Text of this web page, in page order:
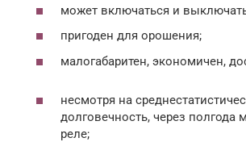
может включаться и
пригоден для орошения;
малогабаритен, экономичен,
несмотря на
долговечность, через полгода
реле;